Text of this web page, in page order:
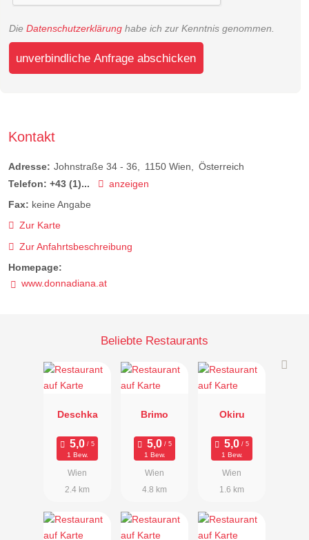
Die Datenschutzerklärung habe ich zur Kenntnis genommen.
unverbindliche Anfrage abschicken
Kontakt
Adresse: Johnstraße 34 - 36 1150 Wien
Österreich
Telefon: +43 (1)...
anzeigen
Fax: keine Angabe
Zur Karte
Zur Anfahrtsbeschreibung
Homepage:
www.donnadiana.at
Beliebte Restaurants
Deschka
1 Bew.
Wien
2.4 km
Brimo
1 Bew.
Wien
4.8 km
Okiru
1 Bew.
Wien
1.6 km